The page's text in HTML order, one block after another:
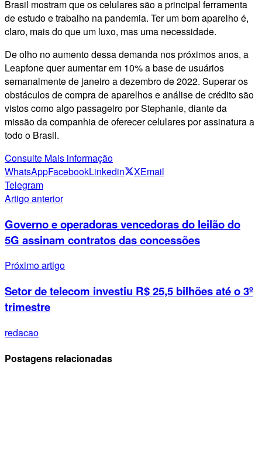
Brasil mostram que os celulares são a principal ferramenta
de estudo e trabalho na pandemia. Ter um bom aparelho é,
claro, mais do que um luxo, mas uma necessidade.
De olho no aumento dessa demanda nos próximos anos, a
Leapfone quer aumentar em 10% a base de usuários
semanalmente de janeiro a dezembro de 2022. Superar os
obstáculos de compra de aparelhos e análise de crédito são
vistos como algo passageiro por Stephanie, diante da
missão da companhia de oferecer celulares por assinatura a
todo o Brasil.
Consulte Mais informação
WhatsAppFacebookLinkedin XEmail
Telegram
Artigo anterior
Governo e operadoras vencedoras do leilão do
5G assinam contratos das concessões
Próximo artigo
Setor de telecom investiu R$ 25,5 bilhões até o 3º
trimestre
redacao
Postagens relacionadas